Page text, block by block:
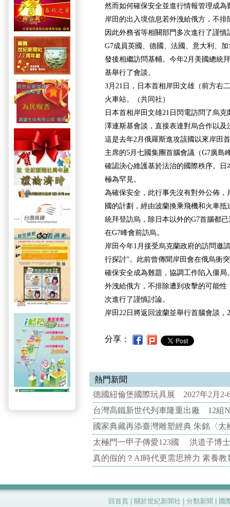
然而如何確保安全並進行情報管理成
岸田的出入境信息若外洩給俄方，不
因此外務省等相關部門多次進行了謹慎
G7成員英國、德國、法國、意大利、
發後相繼訪問基輔。今年2月美國總統
基舉行了會談。
3月21日，日本首相岸田文雄（前方右
火車站。（共同社）
日本首相岸田文雄21日閃電訪問了烏
澤連斯基會談，直接表達對烏合作以及
這是去年2月俄羅斯進攻該國以來岸田
主席的5月七國集團首腦會議（G7廣島
確認決心維護基於法治的國際秩序。
極為罕見。
為確保安全，此行事先沒有對外公佈
國的計劃，經由波蘭換乘飛機和火車
統拜登訪烏，除日本以外的G7首腦都
在G7峰會前訪烏。
岸田今年1月接受烏克蘭政府的訪問邀
行探討”。此前曾傳聞岸田會在俄烏衝
確保安全成為難題，協調工作陷入僵
外洩給俄方，不排除遭到攻擊的可能
次進行了謹慎討論。
岸田22日將返回波蘭並舉行首腦會談，
分享：
熱門新聞
德國紐倫堡國際玩具展 2027年2月2-
台灣高鐵新世代列車隆重出廠 12組
國家典藏再添臺灣雕塑經典 朱銘〈
太極門一甲子傳愛123國 洪道子博
真的假的？AI時代更需思辨力 素養
回首頁 關於世紀新聞社 分類新聞 國